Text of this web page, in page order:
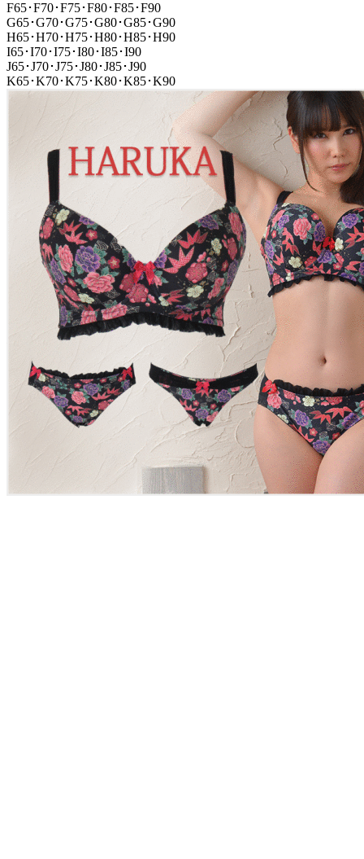
F65･F70･F75･F80･F85･F90
G65･G70･G75･G80･G85･G90
H65･H70･H75･H80･H85･H90
I65･I70･I75･I80･I85･I90
J65･J70･J75･J80･J85･J90
K65･K70･K75･K80･K85･K90